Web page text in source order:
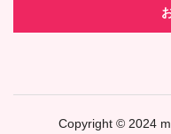
Copyright © 2024